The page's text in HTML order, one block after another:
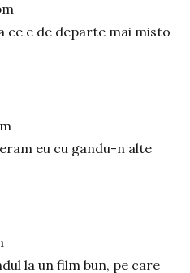
ce e de departe mai misto
eu cu gandu-n alte
la un film bun, pe care